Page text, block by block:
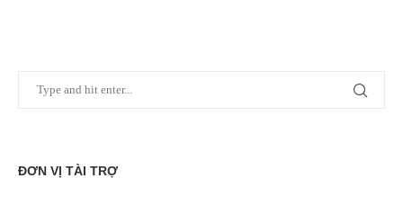
ĐƠN VỊ TÀI TRỢ